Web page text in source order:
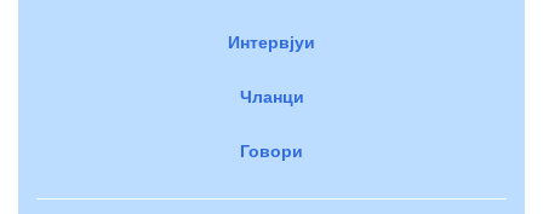
Интервјуи
Чланци
Говори